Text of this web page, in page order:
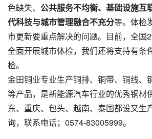
色缺失、 公共服务不均衡、基础设施互
代科技与城市管理融合不充分等。体检
市更新要重点解决的问题。目前，全国
全面开展城市体检，我们还将支持有条
检。
金田铜业专业生产铜排、铜带、铜线、
等产品，是新能源汽车行业的优秀铜材
东、重庆、包头、越南、泰国都设又生
询，联系电话；0574-83005999。